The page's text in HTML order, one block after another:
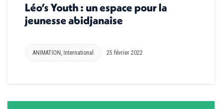
Léo’s Youth : un espace pour la
jeunesse abidjanaise
ANIMATION , International 25 février 2022